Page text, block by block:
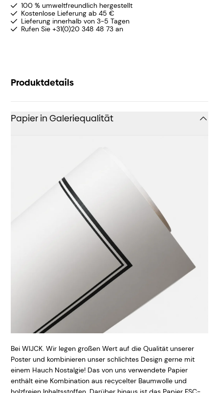
100 % umweltfreundlich hergestellt
Kostenlose Lieferung ab 45 €
Lieferung innerhalb von 3-5 Tagen
Rufen Sie +31(0)20 348 48 73 an
Produktdetails
Papier in Galeriequalität
Bei WIJCK. Wir legen großen Wert auf die Qualität unserer
Poster und kombinieren unser schlichtes Design gerne mit
einem Hauch Nostalgie! Das von uns verwendete Papier
enthält eine Kombination aus recycelter Baumwolle und